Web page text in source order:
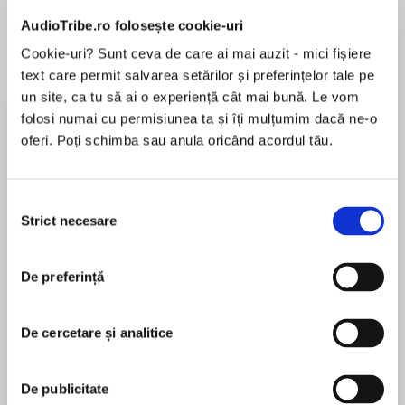
AudioTribe.ro folosește cookie-uri
Cookie-uri? Sunt ceva de care ai mai auzit - mici fișiere
text care permit salvarea setărilor și preferințelor tale pe
un site, ca tu să ai o experiență cât mai bună. Le vom
folosi numai cu permisiunea ta și îți mulțumim dacă ne-o
oferi. Poți schimba sau anula oricând acordul tău.
consimțământului
Strict necesare
De preferință
De cercetare și analitice
De publicitate
Desprecarte
In this heartfelt and accessible middle grade
novel perfect for fans of The Thing About
Jellyfish, a young girl throws herself into solving
treatment facility.
Astronomy-obsessed Abby McCourt should be
thrilled about the solar eclipse her small town of
not. After her older sister Blair was sent away
for an eating disorder, Abby has been in a funk.
Desperate to dull the pain her sister’s absence
MAI MULT
pentru această carte
Claire Swinarski was born and raised in Wisconsin,
stories for readers of all ages. What Happens Next